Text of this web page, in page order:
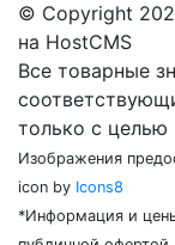
© Copyright
на HostCMS
Все товарные
только с целью
Изображения
icon by Icons8
*Информация и